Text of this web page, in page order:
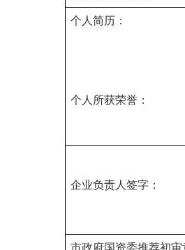
个人简历：
个人所获荣誉：
企业负责
市政府国资委推荐初审